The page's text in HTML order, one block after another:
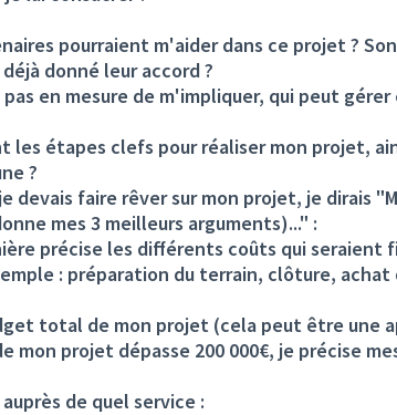
pourraient m'aider dans ce projet ?
donné leur accord ?
pas en mesure de m'impliquer, qui peut
les étapes clefs pour réaliser mon projet,
?
devais faire rêver sur mon projet, je dirais
mes 3 meilleurs arguments)..." :
précise les différents coûts qui seraient
: préparation du terrain, clôture, achat
total de mon projet (cela peut être une
mon projet dépasse 200 000€, je précise
de quel service :